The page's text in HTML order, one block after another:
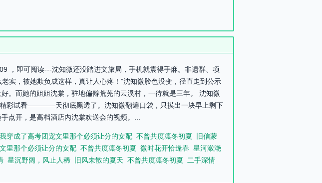
，即可阅读---沈知微还没踏进文旅局，手机就震得手麻。非遗群、项
实，被她欺负成这样，真让人心疼！”沈知微脸色没变，径直走到公示
而她的姐姐沈棠，驻地偏僻荒芜的云溪村，一待就是三年。 沈知微
彩试看————天彻底黑透了。沈知微翻遍口袋，只摸出一块早上剩下
点开，是高档酒店内沈棠欢送会的视频。...
我穿成了高考团宠文里那个必须让分的女配 不曾共度凛冬初夏
旧信蒙
里那个必须让分的女配 不曾共度凛冬初夏 微时花开恰逢春 星河潋滟
星沉野阔，风止人稀 旧风未散的夏天 不曾共度凛冬初夏 二手深情